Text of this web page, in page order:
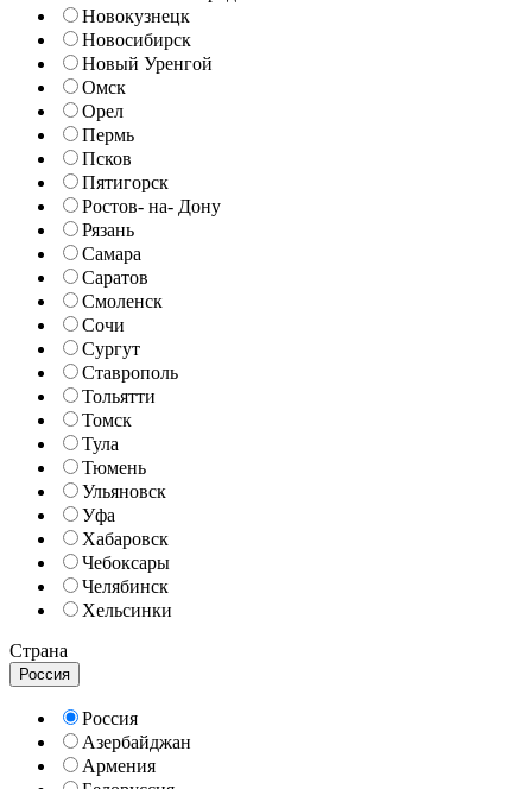
Новокузнецк
Новосибирск
Новый Уренгой
Омск
Орел
Пермь
Псков
Пятигорск
Ростов- на- Дону
Рязань
Самара
Саратов
Смоленск
Сочи
Сургут
Ставрополь
Тольятти
Томск
Тула
Тюмень
Ульяновск
Уфа
Хабаровск
Чебоксары
Челябинск
Хельсинки
Страна
Россия
Россия
Азербайджан
Армения